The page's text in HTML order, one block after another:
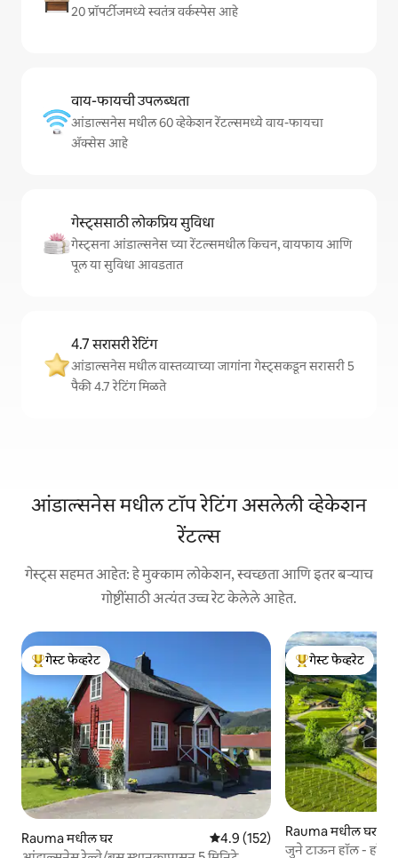
20 प्रॉपर्टीजमध्ये स्वतंत्र वर्कस्पेस आहे
वाय-फायची उपलब्धता
आंडाल्सनेस मधील 60 व्हेकेशन रेंटल्समध्ये वाय-फायचा
अ‍ॅक्सेस आहे
गेस्ट्ससाठी लोकप्रिय सुविधा
गेस्ट्सना आंडाल्सनेस च्या रेंटल्समधील किचन, वायफाय आणि
पूल या सुविधा आवडतात
4.7 सरासरी रेटिंग
आंडाल्सनेस मधील वास्तव्याच्या जागांना गेस्ट्सकडून सरासरी 5
पैकी 4.7 रेटिंग मिळते
आंडाल्सनेस मधील टॉप रेटिंग असलेली व्हेकेशन
रेंटल्स
गेस्ट्स सहमत आहेत: हे मुक्काम लोकेशन, स्वच्छता आणि इतर बऱ्याच
गोष्टींसाठी अत्यंत उच्च रेट केलेले आहेत.
टॉप गेस्ट फेव्हरेट
गेस्ट फेव्हरेट
Rauma मधील घर 5 पैकी 4.9 सरासरी रेटिंग, 152 रिव्ह्यूज
4.9 (152)
टॉप गेस्ट फेव्हरेट
गेस्ट फेव्हरेट
Rauma मधील घर
जुने टाऊन हॉल - हॉक